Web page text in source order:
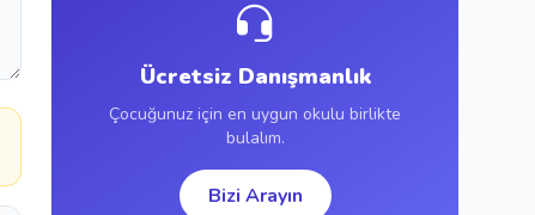
Ücretsiz Danışmanlık
Çocuğunuz için en uygun okulu birlikte
bulalım.
Bizi Arayın